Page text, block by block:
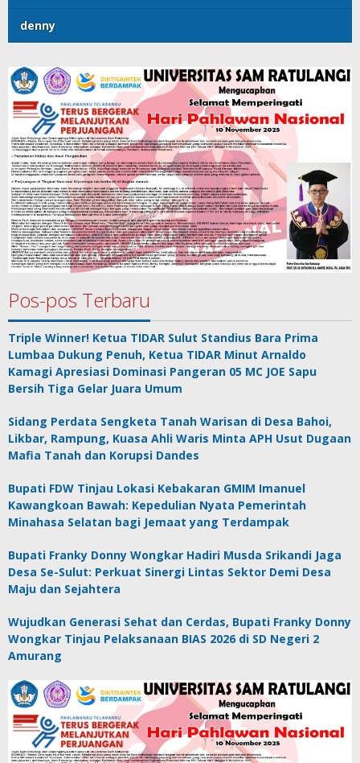
denny
Pos-pos Terbaru
Triple Winner! Ketua TIDAR Sulut Standius Bara Prima
Lumbaa Dukung Penuh, Ketua TIDAR Minut Arnaldo
Kamagi Apresiasi Dominasi Pangeran 05 MC JOE Sapu
Bersih Tiga Gelar Juara Umum
Sidang Perdata Sengketa Tanah Warisan di Desa Bahoi,
Likbar, Rampung, Kuasa Ahli Waris Minta APH Usut Dugaan
Mafia Tanah dan Korupsi Dandes
Bupati FDW Tinjau Lokasi Kebakaran GMIM Imanuel
Kawangkoan Bawah: Kepedulian Nyata Pemerintah
Minahasa Selatan bagi Jemaat yang Terdampak
Bupati Franky Donny Wongkar Hadiri Musda Srikandi Jaga
Desa Se-Sulut: Perkuat Sinergi Lintas Sektor Demi Desa
Maju dan Sejahtera
Wujudkan Generasi Sehat dan Cerdas, Bupati Franky Donny
Wongkar Tinjau Pelaksanaan BIAS 2026 di SD Negeri 2
Amurang